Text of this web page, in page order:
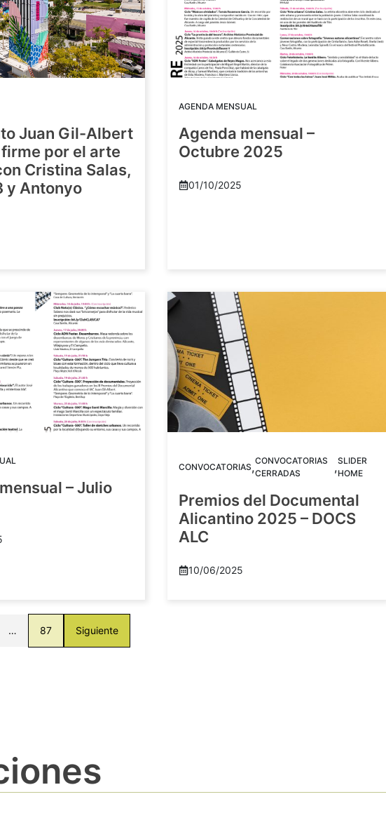
Juan Gil-Albert
por el arte
Cristina Salas,
y Antonyo
AGENDA MENSUAL
Agenda mensual –
Octubre 2025
01/10/2025
– Julio
CONVOCATORIAS,CONVOCATORIAS
CERRADAS
,SLIDER
HOME
Premios del Documental
Alicantino 2025 – DOCS
ALC
10/06/2025
… 87 Siguiente